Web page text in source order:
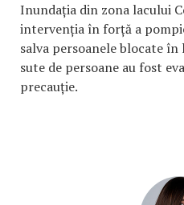
Inundația din zona lacului
intervenția în forță a
salva persoanele blocate
sute de persoane au fost
precauție.